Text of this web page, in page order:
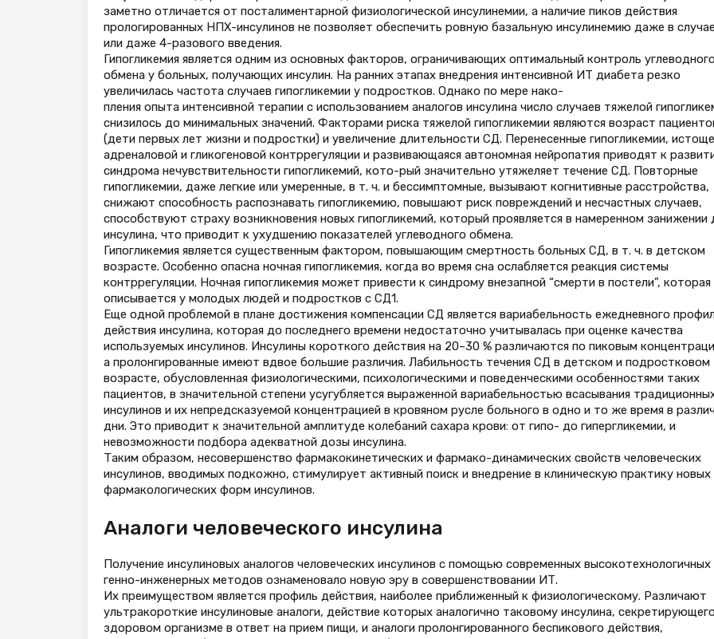
заметно отличается от посталиментарной физиологической инсулинемии, а наличие пиков действия
прологированных НПХ-инсулинов не позволяет обеспечить ровную базальную инсулинемию даже в
или даже 4-разового введения.
Гипогликемия является одним из основных факторов, ограничивающих оптимальный контроль
обмена у больных, получающих инсулин. На ранних этапах внедрения интенсивной ИТ диабета резко
увеличилась частота случаев гипогликемии у подростков. Однако по мере нако-
пления опыта интенсивной терапии с использованием аналогов инсулина число случаев тяжелой
снизилось до минимальных значений. Факторами риска тяжелой гипогликемии являются возраст
(дети первых лет жизни и подростки) и увеличение длительности СД. Перенесенные гипогликемии,
адреналовой и гликогеновой контррегуляции и развивающаяся автономная нейропатия приводят к
синдрома нечувствительности гипогликемий, кото-рый значительно утяжеляет течение СД. Повторные
гипогликемии, даже легкие или умеренные, в т. ч. и бессимптомные, вызывают когнитивные расстройства,
снижают способность распознавать гипогликемию, повышают риск повреждений и несчастных случаев,
способствуют страху возникновения новых гипогликемий, который проявляется в намеренном занижении
инсулина, что приводит к ухудшению показателей углеводного обмена.
Гипогликемия является существенным фактором, повышающим смертность больных СД, в т. ч. в детском
возрасте. Особенно опасна ночная гипогликемия, когда во время сна ослабляется реакция системы
контррегуляции. Ночная гипогликемия может привести к синдрому внезапной “смерти в постели”, которая
описывается у молодых людей и подростков с СД1.
Еще одной проблемой в плане достижения компенсации СД является вариабельность ежедневного
действия инсулина, которая до последнего времени недостаточно учитывалась при оценке качества
используемых инсулинов. Инсулины короткого действия на 20–30 % различаются по пиковым
а пролонгированные имеют вдвое большие различия. Лабильность течения СД в детском и подростковом
возрасте, обусловленная физиологическими, психологическими и поведенческими особенностями таких
пациентов, в значительной степени усугубляется выраженной вариабельностью всасывания
инсулинов и их непредсказуемой концентрацией в кровяном русле больного в одно и то же время в
дни. Это приводит к значительной амплитуде колебаний сахара крови: от гипо- до гипергликемии, и
невозможности подбора адекватной дозы инсулина.
Таким образом, несовершенство фармакокинетических и фармако-динамических свойств человеческих
инсулинов, вводимых подкожно, стимулирует активный поиск и внедрение в клиническую практику новых
фармакологических форм инсулинов.
Аналоги человеческого инсулина
Получение инсулиновых аналогов человеческих инсулинов с помощью современных высокотехнологичных
генно-инженерных методов ознаменовало новую эру в совершенствовании ИТ.
Их преимуществом является профиль действия, наиболее приближенный к физиологическому. Различают
ультракороткие инсулиновые аналоги, действие которых аналогично таковому инсулина,
здоровом организме в ответ на прием пищи, и аналоги пролонгированного беспикового действия,